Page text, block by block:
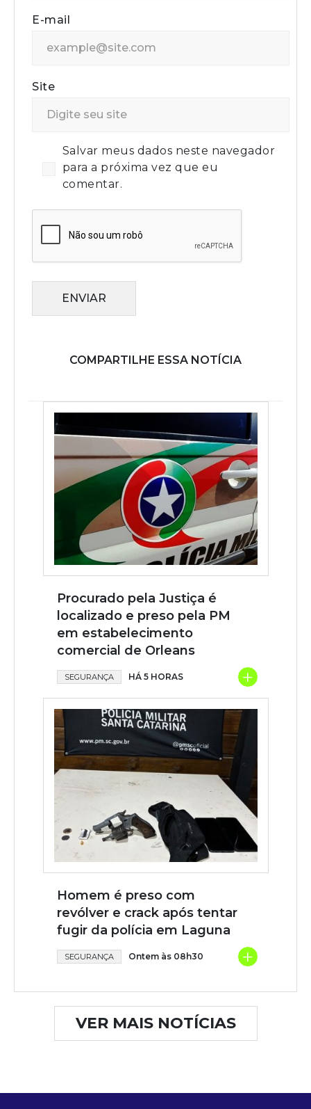
E-mail
Site
Salvar meus dados neste navegador
para a próxima vez que eu
comentar.
ENVIAR
COMPARTILHE ESSA NOTÍCIA
Procurado pela Justiça é
localizado e preso pela PM
em estabelecimento
comercial de Orleans
SEGURANÇA HÁ 5 HORAS +
Homem é preso com
revólver e crack após tentar
fugir da polícia em Laguna
SEGURANÇA Ontem às 08h30 +
VER MAIS NOTÍCIAS